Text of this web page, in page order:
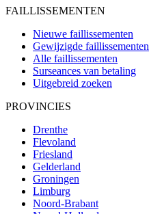
FAILLISSEMENTEN
Nieuwe faillissementen
Gewijzigde faillissementen
Alle faillissementen
Surseances van betaling
Uitgebreid zoeken
PROVINCIES
Drenthe
Flevoland
Friesland
Gelderland
Groningen
Limburg
Noord-Brabant